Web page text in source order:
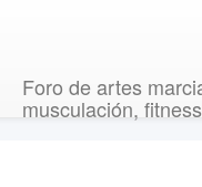
Foro de artes
musculación,